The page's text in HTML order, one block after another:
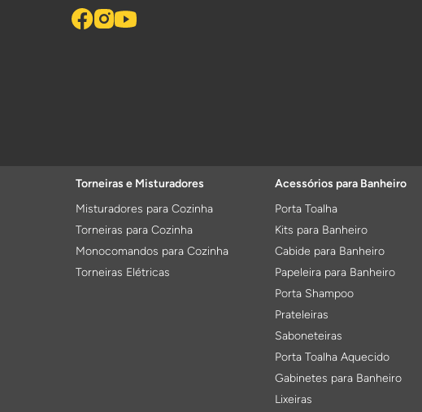
Torneiras e Misturadores
Misturadores para Cozinha
Torneiras para Cozinha
Monocomandos para Cozinha
Torneiras Elétricas
Acessórios para Banheiro
Porta Toalha
Kits para Banheiro
Cabide para Banheiro
Papeleira para Banheiro
Porta Shampoo
Prateleiras
Saboneteiras
Porta Toalha Aquecido
Gabinetes para Banheiro
Lixeiras